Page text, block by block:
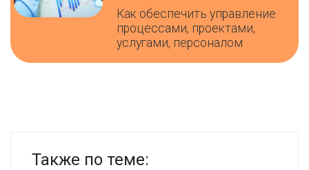
Как обеспечить управление
процессами, проектами,
услугами, персоналом
Также по теме: